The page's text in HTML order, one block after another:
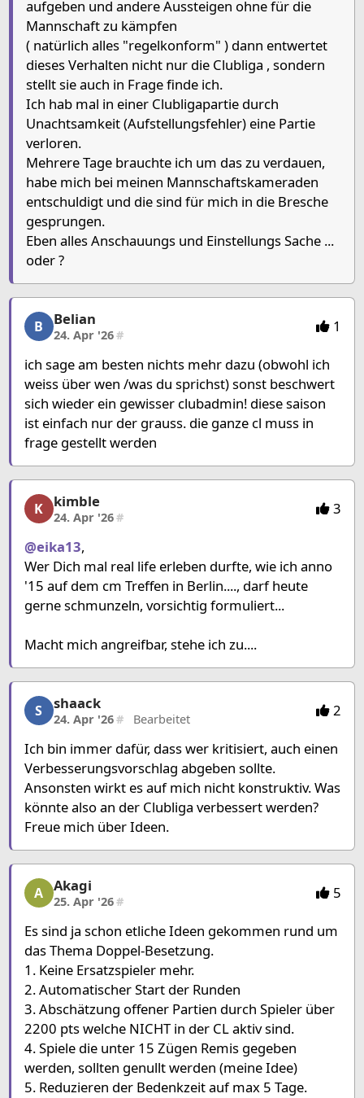
aufgeben und andere Aussteigen ohne für die
Mannschaft zu kämpfen
( natürlich alles "regelkonform" ) dann entwertet
dieses Verhalten nicht nur die Clubliga , sondern
stellt sie auch in Frage finde ich.
Ich hab mal in einer Clubligapartie durch
Unachtsamkeit (Aufstellungsfehler) eine Partie
verloren.
Mehrere Tage brauchte ich um das zu verdauen,
habe mich bei meinen Mannschaftskameraden
entschuldigt und die sind für mich in die Bresche
gesprungen.
Eben alles Anschauungs und Einstellungs Sache ...
oder ?
Belian, 2/15, 24. Apr '26
B Belian
24. Apr '26# 1
ich sage am besten nichts mehr dazu (obwohl ich
weiss über wen /was du sprichst) sonst beschwert
sich wieder ein gewisser clubadmin! diese saison
ist einfach nur der grauss. die ganze cl muss in
frage gestellt werden
kimble, 3/15, 24. Apr '26
K kimble
24. Apr '26# 3
@eika13,
Wer Dich mal real life erleben durfte, wie ich anno
'15 auf dem cm Treffen in Berlin...., darf heute
gerne schmunzeln, vorsichtig formuliert...
Macht mich angreifbar, stehe ich zu....
shaack, 4/15, 24. Apr '26
S shaack
24. Apr '26# Bearbeitet 2
Ich bin immer dafür, dass wer kritisiert, auch einen
Verbesserungsvorschlag abgeben sollte.
Ansonsten wirkt es auf mich nicht konstruktiv. Was
könnte also an der Clubliga verbessert werden?
Freue mich über Ideen.
Akagi, 5/15, 25. Apr '26
A Akagi
25. Apr '26# 5
Es sind ja schon etliche Ideen gekommen rund um
das Thema Doppel-Besetzung.
1. Keine Ersatzspieler mehr.
2. Automatischer Start der Runden
3. Abschätzung offener Partien durch Spieler über
2200 pts welche NICHT in der CL aktiv sind.
4. Spiele die unter 15 Zügen Remis gegeben
werden, sollten genullt werden (meine Idee)
5. Reduzieren der Bedenkzeit auf max 5 Tage.